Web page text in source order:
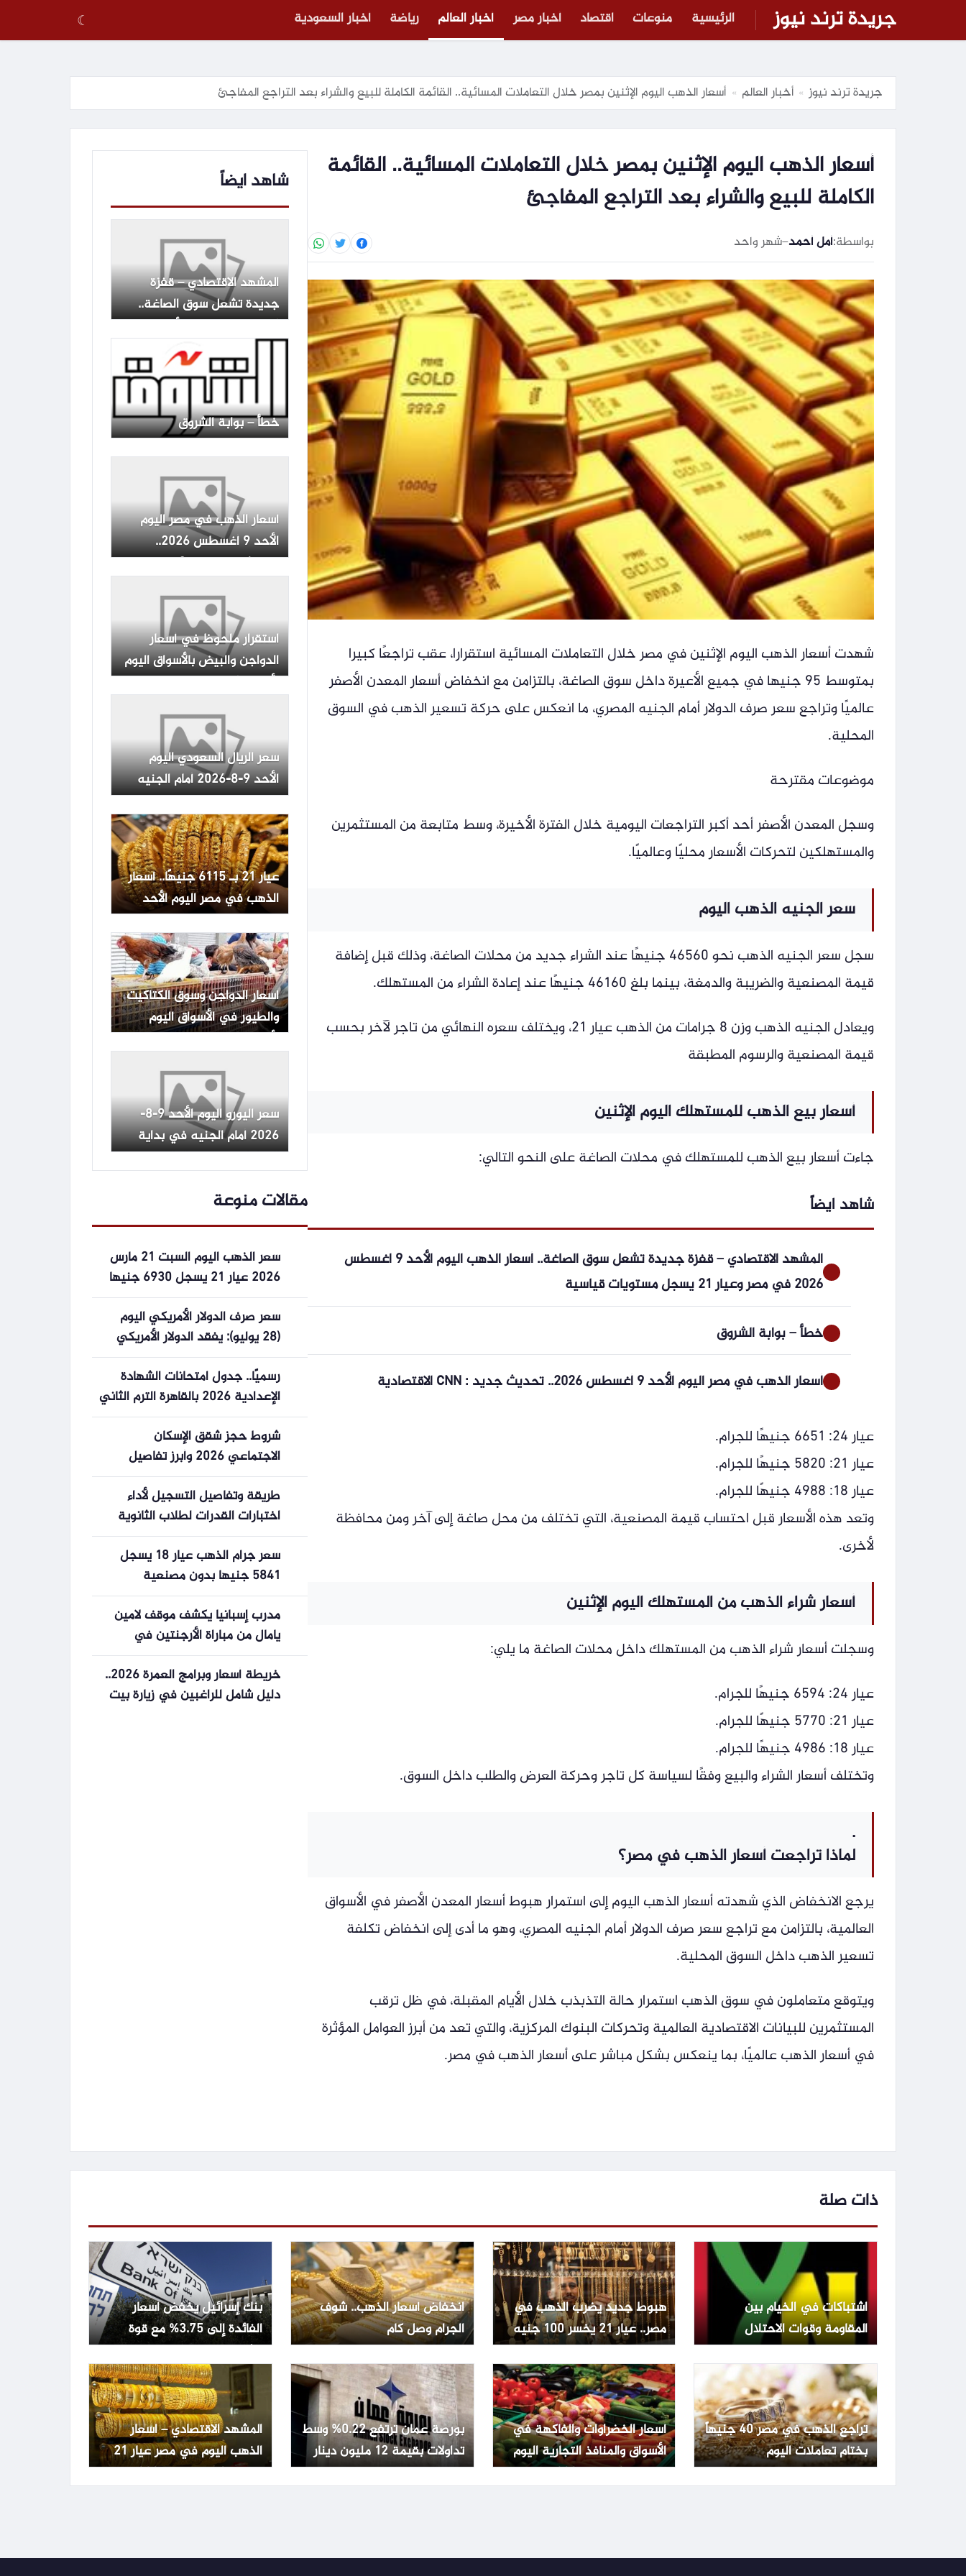
جريدة ترند نيوز الرئيسية منوعات اقتصاد أخبار مصر أخبار العالم رياضة أخبار السعودية ☾
جريدة ترند نيوز » أخبار العالم » أسعار الذهب اليوم الإثنين بمصر خلال التعاملات المسائية.. القائمة الكاملة للبيع والشراء بعد التراجع المفاجئ
أسعار الذهب اليوم الإثنين بمصر خلال التعاملات المسائية.. القائمة
الكاملة للبيع والشراء بعد التراجع المفاجئ
بواسطة:أمل أحمد–شهر واحد
شهدت أسعار الذهب اليوم الإثنين في مصر خلال التعاملات المسائية استقرارا، عقب تراجعًا كبيرا
بمتوسط 95 جنيها في جميع الأعيرة داخل سوق الصاغة، بالتزامن مع انخفاض أسعار المعدن الأصفر
عالميًا وتراجع سعر صرف الدولار أمام الجنيه المصري، ما انعكس على حركة تسعير الذهب في السوق
المحلية.
موضوعات مقترحة
وسجل المعدن الأصفر أحد أكبر التراجعات اليومية خلال الفترة الأخيرة، وسط متابعة من المستثمرين
والمستهلكين لتحركات الأسعار محليًا وعالميًا.
سعر الجنيه الذهب اليوم
سجل سعر الجنيه الذهب نحو 46560 جنيهًا عند الشراء جديد من محلات الصاغة، وذلك قبل إضافة
قيمة المصنعية والضريبة والدمغة، بينما بلغ 46160 جنيهًا عند إعادة الشراء من المستهلك.
ويعادل الجنيه الذهب وزن 8 جرامات من الذهب عيار 21، ويختلف سعره النهائي من تاجر لآخر بحسب
قيمة المصنعية والرسوم المطبقة
أسعار بيع الذهب للمستهلك اليوم الإثنين
جاءت أسعار بيع الذهب للمستهلك في محلات الصاغة على النحو التالي:
شاهد ايضاً
المشهد الاقتصادي – قفزة جديدة تشعل سوق الصاغة.. أسعار الذهب اليوم الأحد 9 اغسطس
2026 في مصر وعيار 21 يسجل مستويات قياسية
خطأ – بوابة الشروق
أسعار الذهب في مصر اليوم الأحد 9 أغسطس 2026.. تحديث جديد : CNN الاقتصادية
عيار 24: 6651 جنيهًا للجرام.
عيار 21: 5820 جنيهًا للجرام.
عيار 18: 4988 جنيهًا للجرام.
وتعد هذه الأسعار قبل احتساب قيمة المصنعية، التي تختلف من محل صاغة إلى آخر ومن محافظة
لأخرى.
أسعار شراء الذهب من المستهلك اليوم الإثنين
وسجلت أسعار شراء الذهب من المستهلك داخل محلات الصاغة ما يلي:
عيار 24: 6594 جنيهًا للجرام.
عيار 21: 5770 جنيهًا للجرام.
عيار 18: 4986 جنيهًا للجرام.
وتختلف أسعار الشراء والبيع وفقًا لسياسة كل تاجر وحركة العرض والطلب داخل السوق.
.
لماذا تراجعت أسعار الذهب في مصر؟
يرجع الانخفاض الذي شهدته أسعار الذهب اليوم إلى استمرار هبوط أسعار المعدن الأصفر في الأسواق
العالمية، بالتزامن مع تراجع سعر صرف الدولار أمام الجنيه المصري، وهو ما أدى إلى انخفاض تكلفة
تسعير الذهب داخل السوق المحلية.
ويتوقع متعاملون في سوق الذهب استمرار حالة التذبذب خلال الأيام المقبلة، في ظل ترقب
المستثمرين للبيانات الاقتصادية العالمية وتحركات البنوك المركزية، والتي تعد من أبرز العوامل المؤثرة
في أسعار الذهب عالميًا، بما ينعكس بشكل مباشر على أسعار الذهب في مصر.
شاهد ايضاً
المشهد الاقتصادي – قفزة
جديدة تشعل سوق الصاغة..
أسعار الذهب اليوم الأحد 9
اغسطس 2026 في مصر وعيار
خطأ – بوابة الشروق
أسعار الذهب في مصر اليوم
الأحد 9 أغسطس 2026..
تحديث جديد : CNN الاقتصادية
استقرار ملحوظ في أسعار
الدواجن والبيض بالأسواق اليوم
الأحد 9 أغسطس 2026
سعر الريال السعودي اليوم
الأحد 9-8-2026 أمام الجنيه
في بداية التعاملات -جريدة
المال
عيار 21 بـ 6115 جنيهًا.. أسعار
الذهب في مصر اليوم الأحد
أسعار الدواجن وسوق الكتاكيت
والطيور في الأسواق اليوم
الأحد 9 أغسطس 2026
سعر اليورو اليوم الأحد 9-8-
2026 أمام الجنيه في بداية
التعاملات -جريدة المال
مقالات منوعة
سعر الذهب اليوم السبت 21 مارس
2026 عيار 21 يسجل 6930 جنيها
بدون مصنعية
سعر صرف الدولار الأمريكي اليوم
(28 يوليو): يفقد الدولار الأمريكي
زخمه الصعودي مع انحسار التوترات
في الشرق الأوسط.
رسميًا.. جدول امتحانات الشهادة
الإعدادية 2026 بالقاهرة الترم الثاني
شروط حجز شقق الإسكان
الاجتماعي 2026 وأبرز تفاصيل
البرنامج
طريقة وتفاصيل التسجيل لأداء
اختبارات القدرات لطلاب الثانوية
العامة 2026 عبر موقع التنسيق
سعر جرام الذهب عيار 18 يسجل
5841 جنيها بدون مصنعية
مدرب إسبانيا يكشف موقف لامين
يامال من مباراة الأرجنتين في
نهائي كأس العالم
خريطة أسعار وبرامج العمرة 2026..
دليل شامل للراغبين في زيارة بيت
ذات صلة
اشتباكات في الخيام بين
المقاومة وقوات الاحتلال
هبوط جديد يضرب الذهب في
مصر.. عيار 21 يخسر 100 جنيه
انخفاض أسعار الذهب.. شوف
الجرام وصل كام
بنك إسرائيل يخفض أسعار
الفائدة إلى 3.75% مع قوة
الشيكل وتراجع التضخم
تراجع الذهب في مصر 40 جنيهاً
بختام تعاملات اليوم
أسعار الخضراوات والفاكهة في
الأسواق والمنافذ التجارية اليوم
الجمعة 3 يوليو 2026
بورصة عمان ترتفع 0.22% وسط
تداولات بقيمة 12 مليون دينار
المشهد الاقتصادي – اسعار
الذهب اليوم في مصر عيار 21
السبت 8 أغسطس 2026..